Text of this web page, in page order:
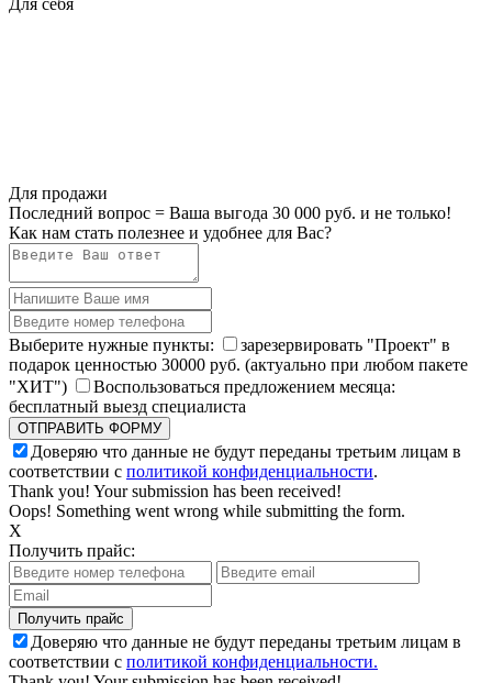
Для себя
Для продажи
Последний вопрос = Ваша выгода 30 000 руб. и не только!
Как нам стать полезнее и удобнее для Вас?
Выберите нужные пункты: зарезервировать "Проект" в
подарок ценностью 30000 руб. (актуально при любом пакете
"ХИТ")
Воспользоваться предложением месяца:
бесплатный выезд специалиста
Доверяю что данные не будут переданы третьим лицам в
соответствии с политикой конфиденциальности.
Thank you! Your submission has been received!
Oops! Something went wrong while submitting the form.
X
Получить прайс:
Доверяю что данные не будут переданы третьим лицам в
соответствии с политикой конфиденциальности.